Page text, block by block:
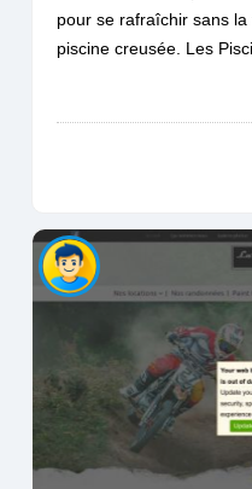
pour se rafraîchir sans
piscine creusée. Les